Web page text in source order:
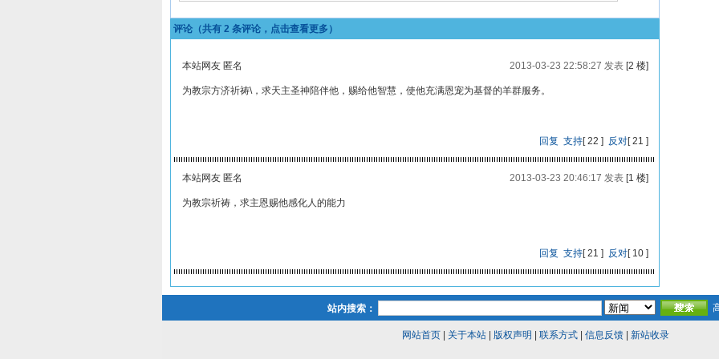
评论（共有 2 条评论，点击查看更多）
本站网友 匿名 2013-03-23 22:58:27 发表[2 楼]
为教宗方济祈祷\，求天主圣神陪伴他，赐给他智慧，使他充满恩宠为基督的羊群服务。
回复 支持[22 ] 反对[21 ]
本站网友 匿名 2013-03-23 20:46:17 发表[1 楼]
为教宗祈祷，求主恩赐他感化人的能力
回复 支持[21 ] 反对[10 ]
站内搜索：
网站首页| 关于本站| 版权声明 联系方式| 信息反馈| 新站收录